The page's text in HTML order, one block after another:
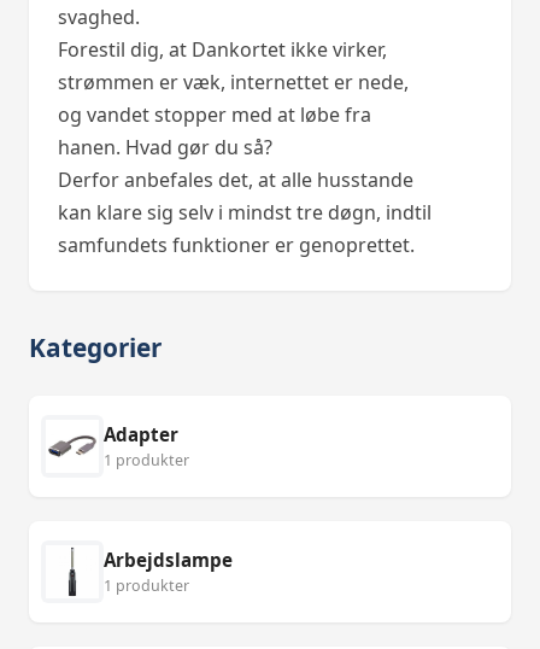
svaghed.
Forestil dig, at Dankortet ikke virker,
strømmen er væk, internettet er nede,
og vandet stopper med at løbe fra
hanen. Hvad gør du så?
Derfor anbefales det, at alle husstande
kan klare sig selv i mindst tre døgn, indtil
samfundets funktioner er genoprettet.
Kategorier
Adapter
1 produkter
Arbejdslampe
1 produkter